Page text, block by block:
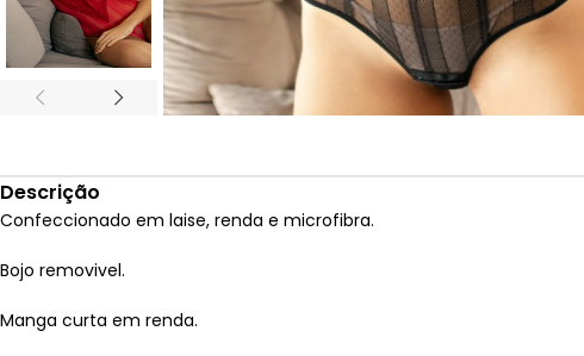
Descrição
Confeccionado em laise, renda e microfibra.
Bojo removivel.
Manga curta em renda.